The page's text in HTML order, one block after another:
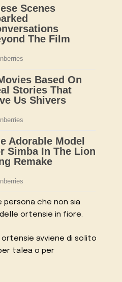
persona che non sia
ortensie in fiore.
ortensie avviene di solito
talea o per